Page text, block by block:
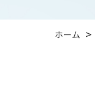
ホーム